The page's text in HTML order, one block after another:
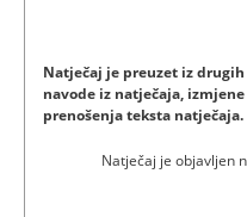
Natječaj je preuzet iz drugih
navode iz natječaja,
prenošenja teksta natječaja.
Natječaj je objavljen